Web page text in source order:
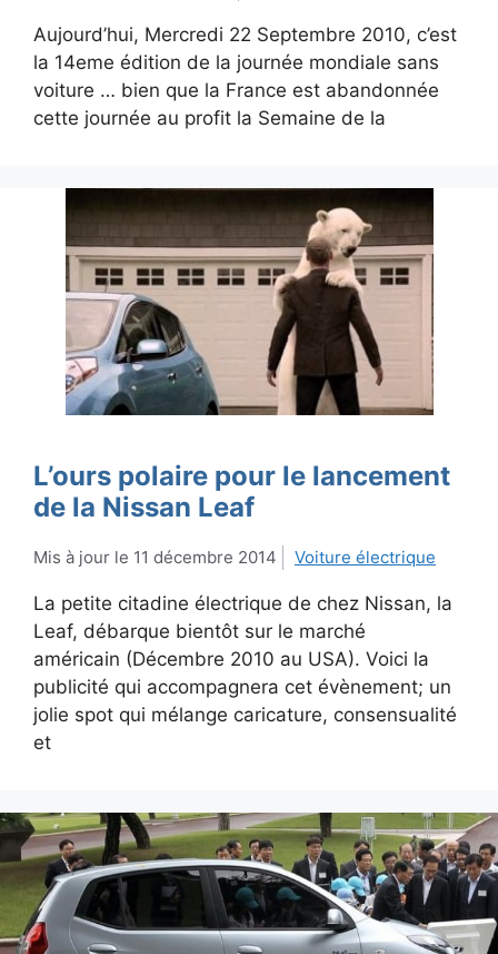
Aujourd’hui, Mercredi 22 Septembre 2010, c’est
la 14eme édition de la journée mondiale sans
voiture … bien que la France est abandonnée
cette journée au profit la Semaine de la
L’ours polaire pour le lancement
de la Nissan Leaf
11 décembre 2014 Voiture électrique
La petite citadine électrique de chez Nissan, la
Leaf, débarque bientôt sur le marché
américain (Décembre 2010 au USA). Voici la
publicité qui accompagnera cet évènement; un
jolie spot qui mélange caricature, consensualité
et